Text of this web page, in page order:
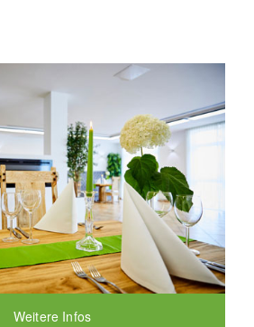
Weitere Infos